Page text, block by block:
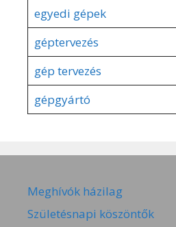
egyedi gépek
géptervezés
gép tervezés
gépgyártó
Meghívók házilag
Születésnapi köszöntők